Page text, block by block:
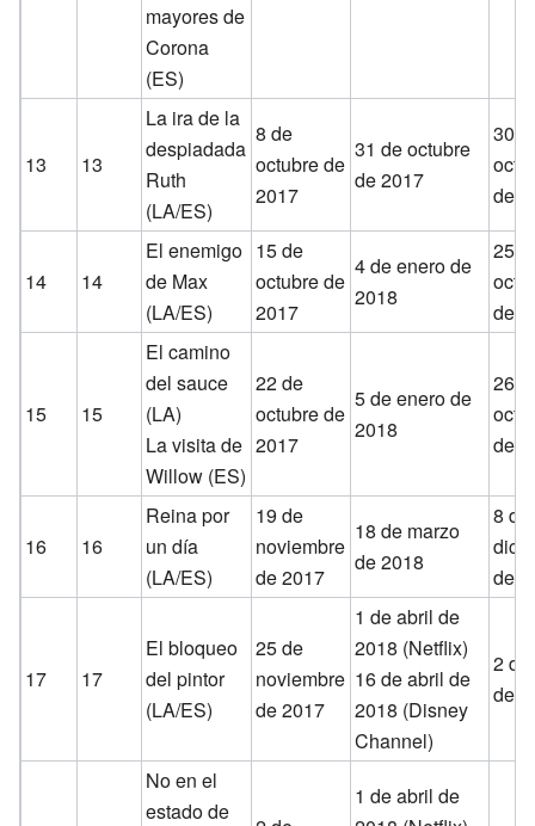
mayores de
Corona
(ES)
13 13
La ira de la
despiadada
Ruth
(LA/ES)
8 de
octubre de
2017
31 de octubre
de 2017
30
de
14 14
El enemigo
de Max
(LA/ES)
15 de
octubre de
2017
4 de enero de
2018
25
de
15 15
El camino
del sauce
(LA)
La visita de
Willow (ES)
22 de
octubre de
2017
5 de enero de
2018
26
de
16 16
Reina por
un día
(LA/ES)
19 de
noviembre
de 2017
18 de marzo
de 2018
8 de
de
17 17
El bloqueo
del pintor
(LA/ES)
25 de
noviembre
de 2017
1 de abril de
2018 (Netflix)
16 de abril de
2018 (Disney
Channel)
2
de
No en el
estado de
1 de abril de